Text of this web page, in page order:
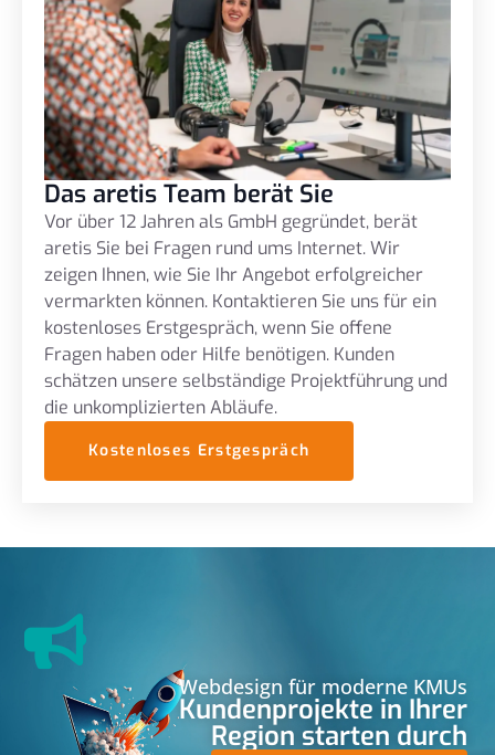
Das aretis Team berät Sie
Vor über 12 Jahren als GmbH gegründet, berät
aretis Sie bei Fragen rund ums Internet. Wir
zeigen Ihnen, wie Sie Ihr Angebot erfolgreicher
vermarkten können. Kontaktieren Sie uns für ein
kostenloses Erstgespräch, wenn Sie offene
Fragen haben oder Hilfe benötigen. Kunden
schätzen unsere selbständige Projektführung und
die unkomplizierten Abläufe.
Kostenloses Erstgespräch
Webdesign für moderne KMUs
Kundenprojekte in Ihrer
Region starten durch